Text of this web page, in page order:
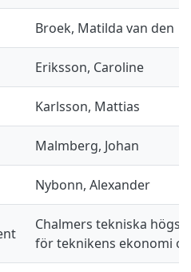
Broek, Matilda van den
Eriksson, Caroline
Karlsson, Mattias
Malmberg, Johan
Nybonn, Alexander
Chalmers tekniska
för teknikens ekonomi